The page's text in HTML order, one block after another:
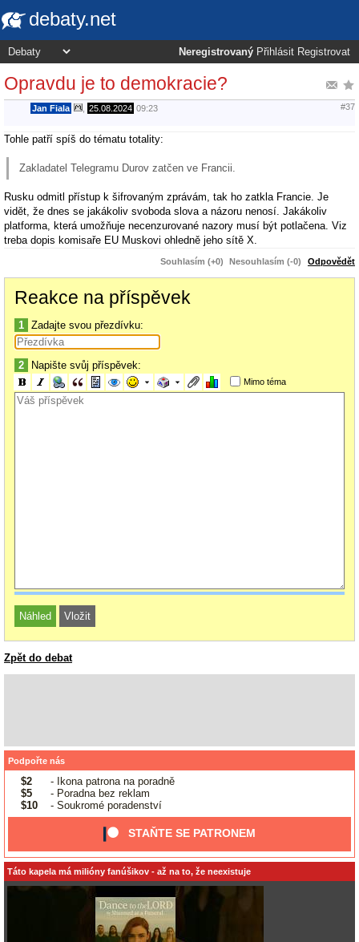
debaty.net
Neregistrovaný Přihlásit Registrovat
Opravdu je to demokracie?
Jan Fiala 25.08.2024 09:23 #37
Tohle patří spíš do tématu totality:
Zakladatel Telegramu Durov zatčen ve Francii.
Rusku odmitl přístup k šifrovaným zprávám, tak ho zatkla Francie. Je
vidět, že dnes se jakákoliv svoboda slova a názoru nenosí. Jakákoliv
platforma, která umožňuje necenzurované nazory musí být potlačena. Viz
treba dopis komisaře EU Muskovi ohledně jeho sítě X.
Souhlasím (+0) Nesouhlasím (-0) Odpovědět
Reakce na příspěvek
1 Zadajte svou přezdívku:
2 Napište svůj příspěvek:
Mimo téma
Zpět do debat
Podpořte nás
$2
- Ikona patrona na poradně
$5
- Poradna bez reklam
$10
- Soukromé poradenství
STAŇTE SE PATRONEM
Táto kapela má milióny fanúšikov - až na to, že neexistuje